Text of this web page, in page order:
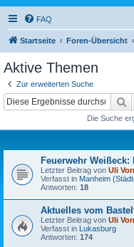
FAQ
Startseite Foren-Übersicht
Aktive Themen
Zur erweiterten Suche
Die Suche
Feuerwehr Weißeck:
Letzter Beitrag von Uli
Verfasst in Manheim
Antworten: 18
Aktuelles vom
Letzter Beitrag von Uli
Verfasst in Lukasburg
Antworten: 174